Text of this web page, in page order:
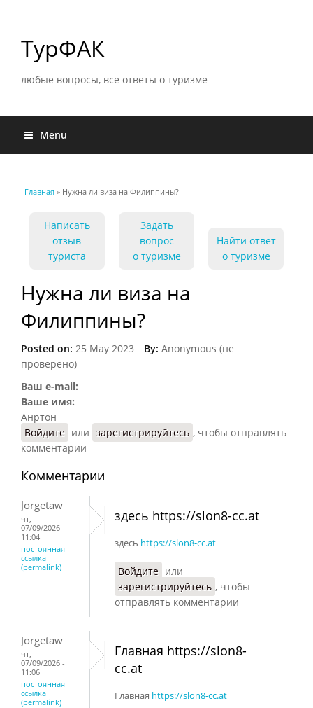
ТурФАК
любые вопросы, все ответы о туризме
Menu
Главная » Нужна ли виза на Филиппины?
Написать
отзыв
туриста
Задать
вопрос
о туризме
Найти ответ
о туризме
Нужна ли виза на
Филиппины?
Posted on: 25 May 2023 By: Anonymous (не
проверено)
Ваш e-mail:
Ваше имя:
Анртон
Войдите или зарегистрируйтесь , чтобы отправлять
комментарии
Комментарии
Jorgetaw
чт,
07/09/2026 -
11:04
постоянная
ссылка
(permalink)
здесь https://slon8-cc.at
здесь https://slon8-cc.at
Войдите или
зарегистрируйтесь , чтобы
отправлять комментарии
Jorgetaw
чт,
07/09/2026 -
11:06
постоянная
ссылка
(permalink)
Главная https://slon8-
cc.at
Главная https://slon8-cc.at